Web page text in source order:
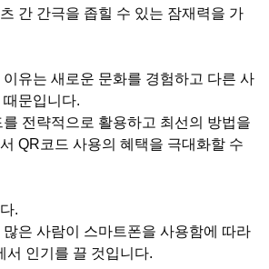
간 간극을 좁힐 수 있는 잠재력을 가
유는 새로운 문화를 경험하고 다른 사
문입니다.
전략적으로 활용하고 최선의 방법을
QR코드 사용의 혜택을 극대화할 수
.
은 사람이 스마트폰을 사용함에 따라
서 인기를 끌 것입니다.